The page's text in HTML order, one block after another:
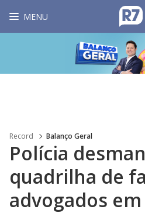
MENU
Record Balanço Geral
Polícia
quadrilha de
advogados em